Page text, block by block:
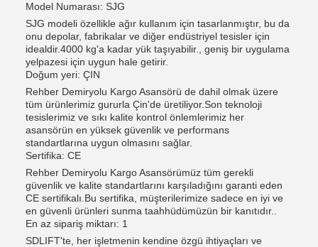
Model Numarası: SJG
SJG modeli özellikle ağır kullanım için tasarlanmıştır, bu da
onu depolar, fabrikalar ve diğer endüstriyel tesisler için
idealdir.4000 kg'a kadar yük taşıyabilir., geniş bir uygulama
yelpazesi için uygun hale getirir.
Doğum yeri: ÇIN
Rehber Demiryolu Kargo Asansörü de dahil olmak üzere
tüm ürünlerimiz gururla Çin'de üretiliyor.Son teknoloji
tesislerimiz ve sıkı kalite kontrol önlemlerimiz her
asansörün en yüksek güvenlik ve performans
standartlarına uygun olmasını sağlar.
Sertifika: CE
Rehber Demiryolu Kargo Asansörümüz tüm gerekli
güvenlik ve kalite standartlarını karşıladığını garanti eden
CE sertifikalı.Bu sertifika, müşterilerimize sadece en iyi ve
en güvenli ürünleri sunma taahhüdümüzün bir kanıtıdır..
En az sipariş miktarı: 1
SDLIFT'te, her işletmenin kendine özgü ihtiyaçları ve